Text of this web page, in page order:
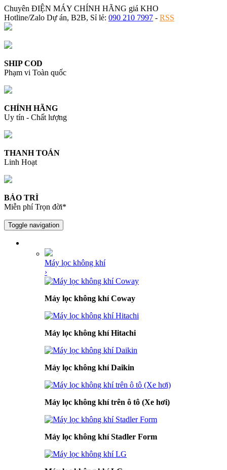
Chuyên ĐIỆN MÁY CHÍNH HÃNG giá KHO
Hotline/Zalo Dự án, B2B, Sỉ lẻ: 090 210 7997 - RSS
SHIP COD
Phạm vi Toàn quốc
CHÍNH HÃNG
Uy tín - Chất lượng
THANH TOÁN
Linh Hoạt
BẢO TRÌ
Miễn phí Trọn đời*
Toggle navigation
Máy lọc không khí
›
Máy lọc không khí Coway
Máy lọc không khí Hitachi
Máy lọc không khí Daikin
Máy lọc không khí trên ô tô (Xe hơi)
Máy lọc không khí Stadler Form